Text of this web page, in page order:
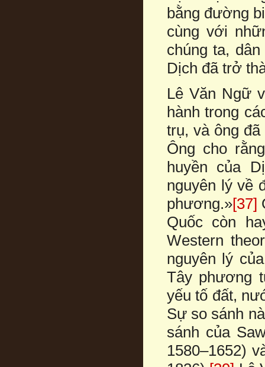
bằng đường
cùng với
chúng ta,
Dịch đã trở
Lê Văn Ngữ
hành trong
trụ, và ông
Ông cho
huyền của
nguyên lý về
phương.»[37]
Quốc còn
Western
nguyên lý
Tây phương
yếu tố đất,
Sự so sánh
sánh của
1580–1652)